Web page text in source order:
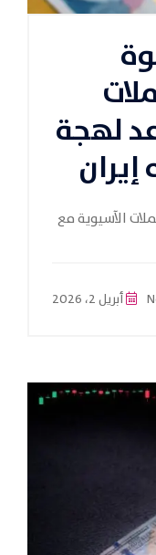
لهجة
إيران
الآسيوية مع
أبريل 2، 2026